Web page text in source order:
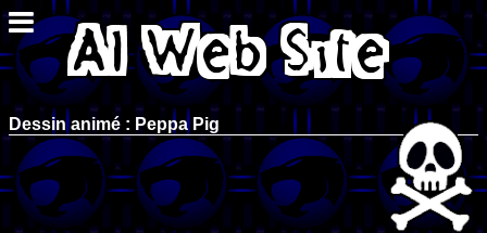
Dessin animé : Peppa Pig